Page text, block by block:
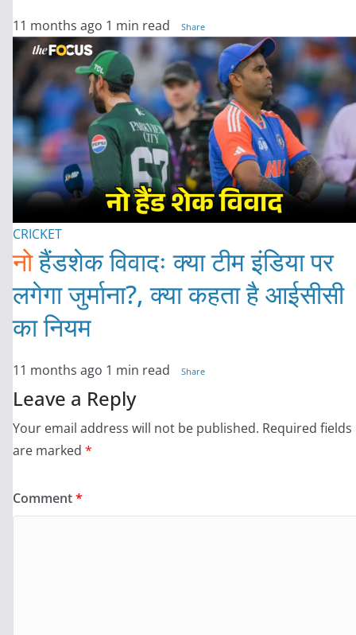
11 months ago 1 min read Share
CRICKET
नोहैंडशेक विवादः क्या टीम इंडिया पर
लगेगा जुर्माना?, क्या कहता है आईसीसी
का नियम
11 months ago 1 min read Share
Leave a Reply
Your email address will not be published. Required fields
are marked *
Comment*